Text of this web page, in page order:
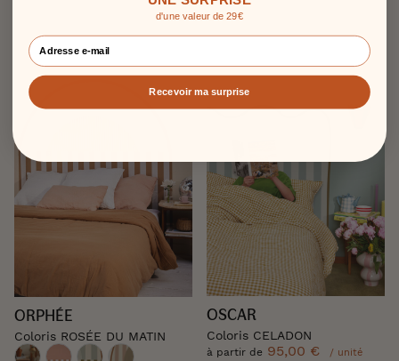
ORPHÉE
Coloris ROSÉE DU MATIN
OSCAR
Coloris CELADON
à partir de 95,00 € / unité
d'une valeur de 29€
Recevoir ma surprise